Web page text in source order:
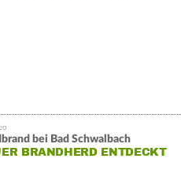
bei Bad Schwalbach
BRANDHERD ENTDECKT